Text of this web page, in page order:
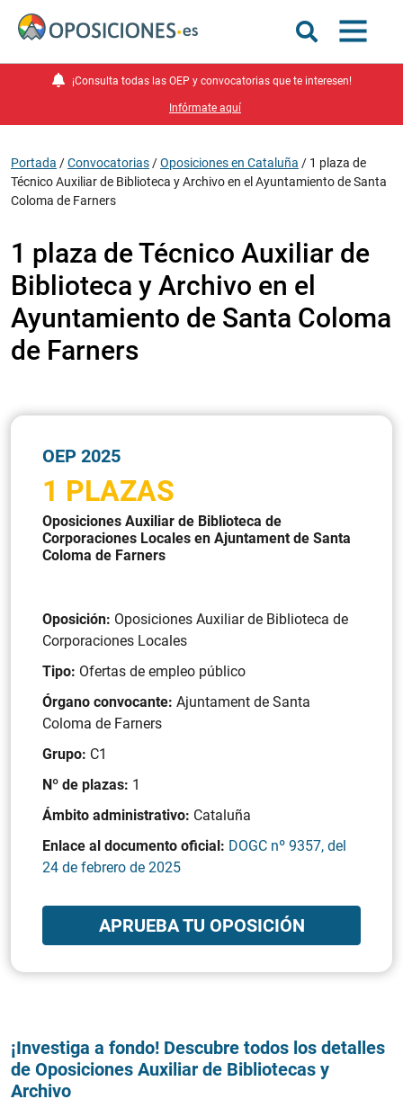
¡Consulta todas las OEP y convocatorias que te interesen!
Infórmate aquí
Portada /Convocatorias /Oposiciones en Cataluña / 1 plaza de
Técnico Auxiliar de Biblioteca y Archivo en el Ayuntamiento de Santa
Coloma de Farners
1 plaza de Técnico Auxiliar de
Biblioteca y Archivo en el
Ayuntamiento de Santa Coloma
de Farners
OEP 2025
1 PLAZAS
Oposiciones Auxiliar de Biblioteca de
Corporaciones Locales en Ajuntament de Santa
Coloma de Farners
Oposición: Oposiciones Auxiliar de Biblioteca de
Corporaciones Locales
Tipo: Ofertas de empleo público
Órgano convocante: Ajuntament de Santa
Coloma de Farners
Grupo: C1
Nº de plazas: 1
Ámbito administrativo: Cataluña
Enlace al documento oficial: DOGC nº 9357, del
24 de febrero de 2025
APRUEBA TU OPOSICIÓN
¡Investiga a fondo! Descubre todos los detalles
de Oposiciones Auxiliar de Bibliotecas y
Archivo